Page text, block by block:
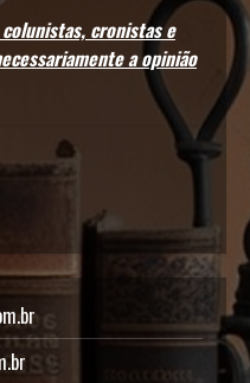
cronistas e
a opinião